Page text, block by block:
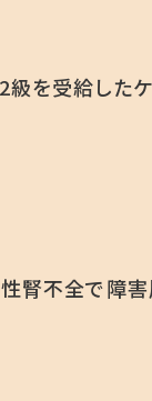
を受給した
腎不全で障